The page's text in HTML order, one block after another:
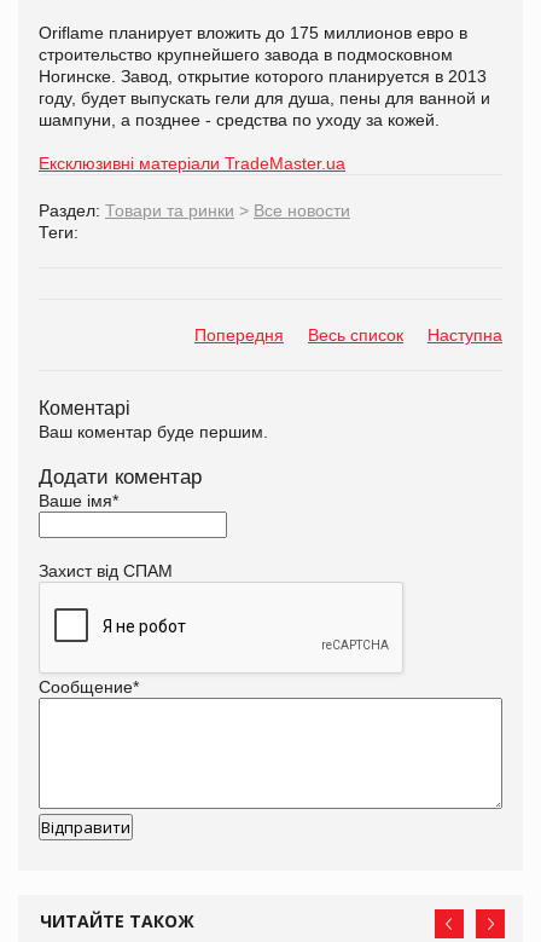
Oriflame планирует вложить до 175 миллионов евро в
строительство крупнейшего завода в подмосковном
Ногинске. Завод, открытие которого планируется в 2013
году, будет выпускать гели для душа, пены для ванной и
шампуни, а позднее - средства по уходу за кожей.
Ексклюзивні матеріали TradeMaster.ua
Раздел: Товари та ринки > Все новости
Теги:
Попередня Весь список Наступна
Коментарі
Ваш коментар буде першим.
Додати коментар
Ваше імя*
Захист від СПАМ
Сообщение*
ЧИТАЙТЕ ТАКОЖ